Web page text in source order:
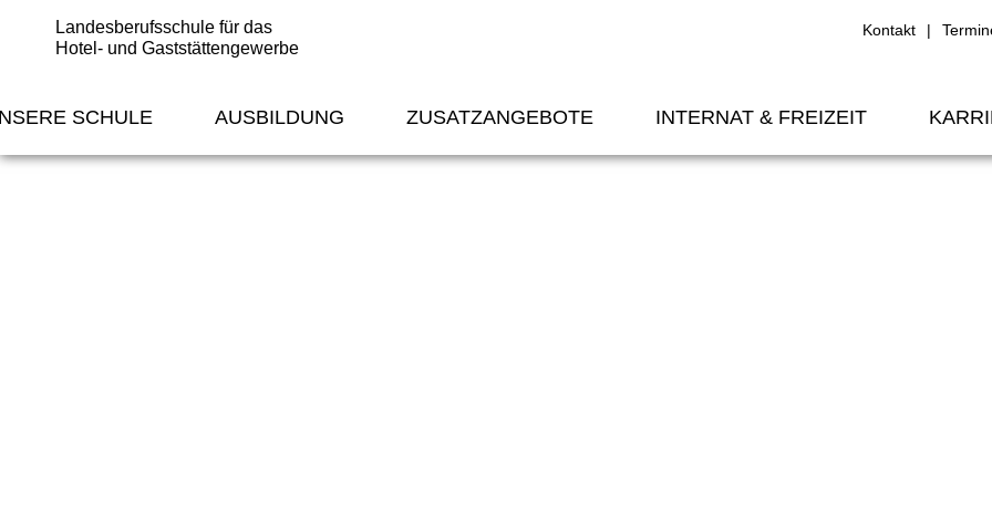
Landesberufsschule für das
Hotel- und Gaststättengewerbe
Kontakt
SCHULE AUSBILDUNG ZUSATZANGEBOTE INTERNAT & FREIZEIT